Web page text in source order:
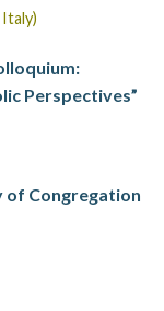
Perspectives”
of Congregation